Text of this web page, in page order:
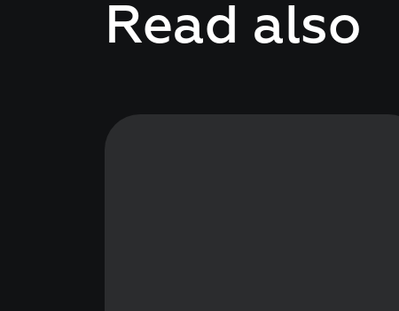
Read also